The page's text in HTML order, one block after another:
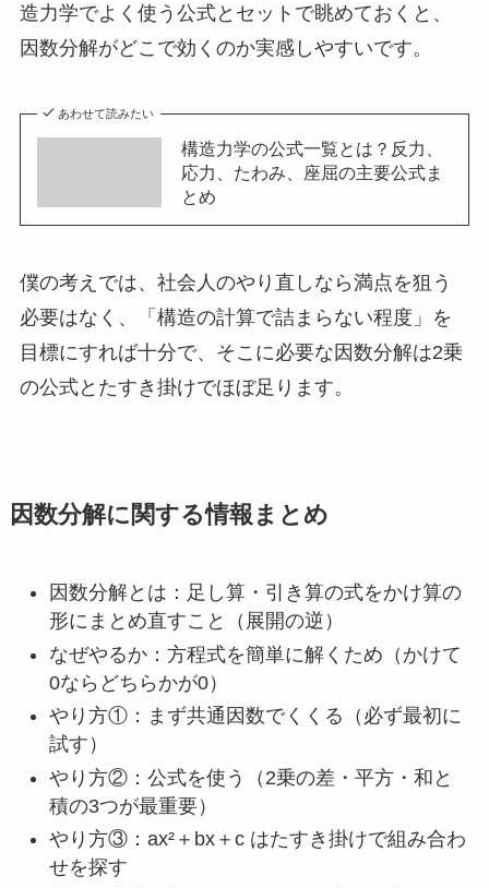
造力学でよく使う公式とセットで眺めておくと、
因数分解がどこで効くのか実感しやすいです。
あわせて読みたい
構造力学の公式一覧とは？反力、
応力、たわみ、座屈の主要公式ま
とめ
僕の考えでは、社会人のやり直しなら満点を狙う
必要はなく、「構造の計算で詰まらない程度」を
目標にすれば十分で、そこに必要な因数分解は2乗
の公式とたすき掛けでほぼ足ります。
因数分解に関する情報まとめ
因数分解とは：足し算・引き算の式をかけ算の
形にまとめ直すこと（展開の逆）
なぜやるか：方程式を簡単に解くため（かけて
0ならどちらかが0）
やり方①：まず共通因数でくくる（必ず最初に
試す）
やり方②：公式を使う（2乗の差・平方・和と
積の3つが最重要）
やり方③：ax²＋bx＋c はたすき掛けで組み合わ
せを探す